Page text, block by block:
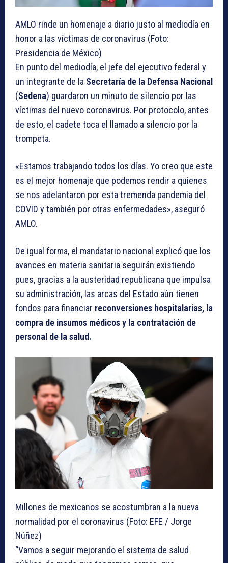
AMLO rinde un homenaje a diario justo al mediodía en
honor a las víctimas de coronavirus (Foto:
Presidencia de México)
En punto del mediodía, el jefe del ejecutivo federal y
un integrante de la Secretaría de la Defensa Nacional
(Sedena) guardaron un minuto de silencio por las
víctimas del nuevo coronavirus. Por protocolo, antes
de esto, el cadete toca el llamado a silencio por la
trompeta.
«Estamos trabajando todos los días. Yo creo que este
es el mejor homenaje que podemos rendir a quienes
se nos adelantaron por esta tremenda pandemia del
COVID y también por otras enfermedades», aseguró
AMLO.
De igual forma, el mandatario nacional explicó que los
avances en materia sanitaria seguirán existiendo
pues, gracias a la austeridad republicana que impulsa
su administración, las arcas del Estado aún tienen
fondos para financiar reconversiones hospitalarias, la
compra de insumos médicos y la contratación de
personal de la salud.
Millones de mexicanos se acostumbran a la nueva
normalidad por el coronavirus (Foto: EFE / Jorge
Núñez)
“Vamos a seguir mejorando el sistema de salud